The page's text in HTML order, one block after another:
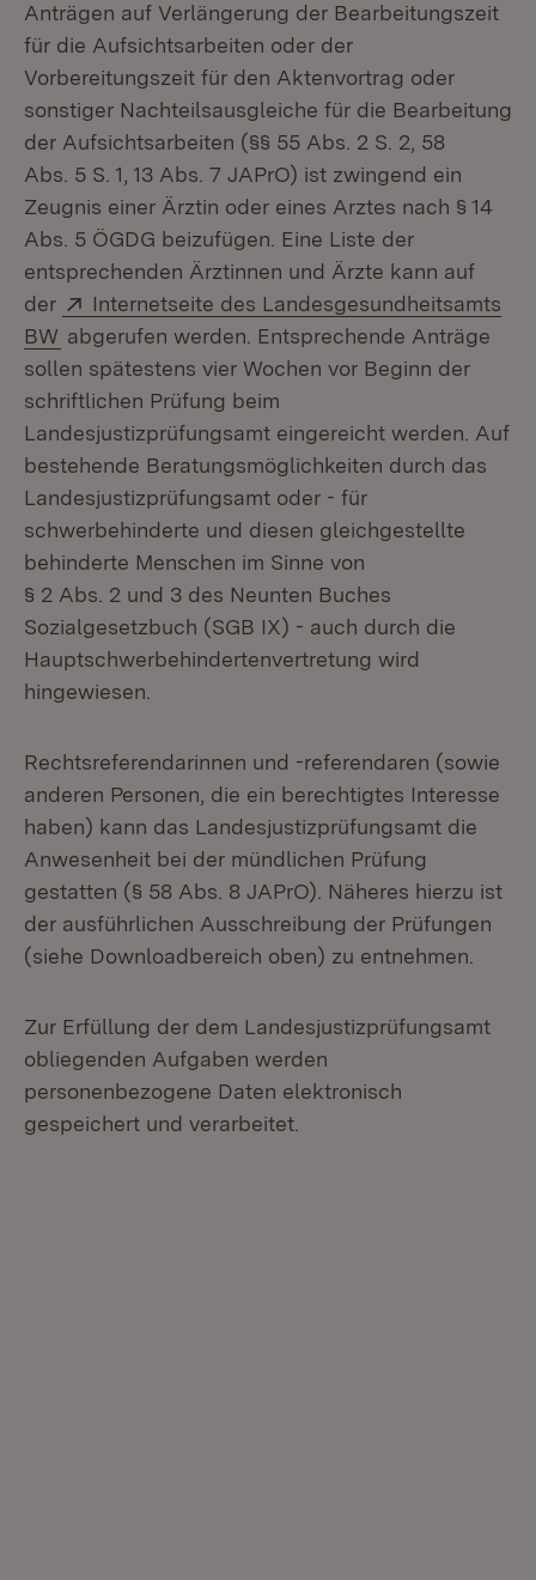
Anträgen auf Verlängerung der Bearbeitungszeit
für die Aufsichtsarbeiten oder der
Vorbereitungszeit für den Aktenvortrag oder
sonstiger Nachteilsausgleiche für die Bearbeitung
der Aufsichtsarbeiten (§§ 55 Abs. 2 S. 2, 58
Abs. 5 S. 1, 13 Abs. 7 JAPrO) ist zwingend ein
Zeugnis einer Ärztin oder eines Arztes nach § 14
Abs. 5 ÖGDG beizufügen. Eine Liste der
entsprechenden Ärztinnen und Ärzte kann auf
der
Extern:
Internetseite des Landesgesundheitsamts
BW (Öffnet in neuem Fenster)
abgerufen werden. Entsprechende Anträge
sollen spätestens vier Wochen vor Beginn der
schriftlichen Prüfung beim
Landesjustizprüfungsamt eingereicht werden. Auf
bestehende Beratungsmöglichkeiten durch das
Landesjustizprüfungsamt oder - für
schwerbehinderte und diesen gleichgestellte
behinderte Menschen im Sinne von
§ 2 Abs. 2 und 3 des Neunten Buches
Sozialgesetzbuch (SGB IX) - auch durch die
Hauptschwerbehindertenvertretung wird
hingewiesen.
Rechtsreferendarinnen und -referendaren (sowie
anderen Personen, die ein berechtigtes Interesse
haben) kann das Landesjustizprüfungsamt die
Anwesenheit bei der mündlichen Prüfung
gestatten (§ 58 Abs. 8 JAPrO). Näheres hierzu ist
der ausführlichen Ausschreibung der Prüfungen
(siehe Downloadbereich oben) zu entnehmen.
Zur Erfüllung der dem Landesjustizprüfungsamt
obliegenden Aufgaben werden
personenbezogene Daten elektronisch
gespeichert und verarbeitet.